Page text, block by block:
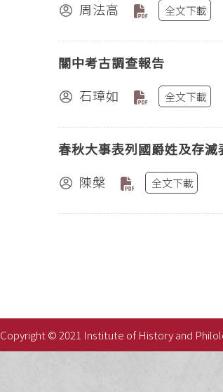
周法高
全文下載
關中考古調查報告
石璋如
全文下載
春秋大事表列國爵姓及存滅
陳槃
全文下載
Copyright © 2021 Institute of History and